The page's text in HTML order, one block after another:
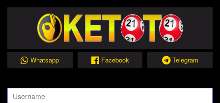
Whatsapp Facebook Telegram